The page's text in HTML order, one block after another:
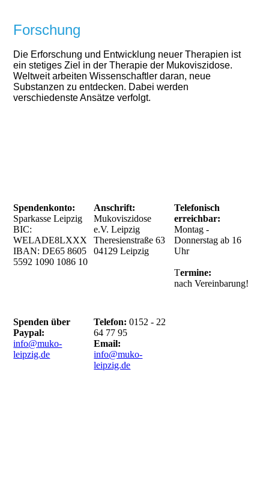
Forschung
Die Erforschung und Entwicklung neuer Therapien ist
ein stetiges Ziel in der Therapie der Mukoviszidose.
Weltweit arbeiten Wissenschaftler daran, neue
Substanzen zu entdecken. Dabei werden
verschiedenste Ansätze verfolgt.
Spendenkonto:
Sparkasse Leipzig
BIC:
WELADE8LXXX
IBAN: DE658605
5592 1090 1086 10
Anschrift:
Mukoviszidose
e.V. Leipzig
Theresienstraße 63
04129 Leipzig
Telefonisch
erreichbar:
Montag -
Donnerstag ab 16
Uhr
Termine:
nach Vereinbarung!
Spenden über
Paypal:
info@muko-
leipzig.de
Telefon:0152 - 22
64 77 95
Email:
info@muko-
leipzig.de